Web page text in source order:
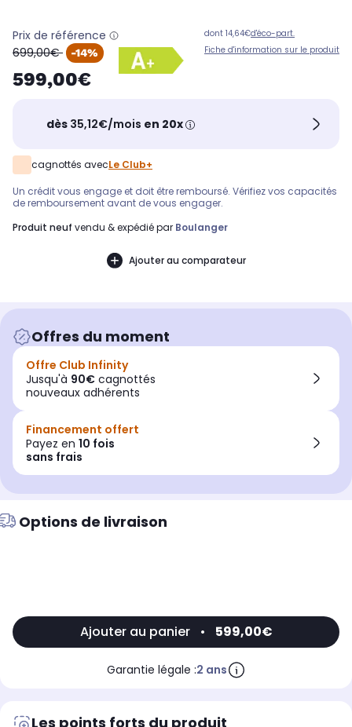
Prix de référence
oldPrice
699,00€ -14%
599,00€
dont 14,64€d'éco-part.
Fiche d'information sur le produit
dès 35,12€/mois en 20x
cagnottés avecLe Club+
Un crédit vous engage et doit être remboursé. Vérifiez vos capacités
de remboursement avant de vous engager.
produit neuf vendu & expédié par Boulanger
Ajouter au comparateur
Offres du moment
Offre Club Infinity
Jusqu'à 90€ cagnottés
nouveaux adhérents
Financement offert
Payez en 10 fois
sans frais
Options de livraison
Ajouter au panier • 599,00€
Garantie légale :2 ans
Les points forts du produit